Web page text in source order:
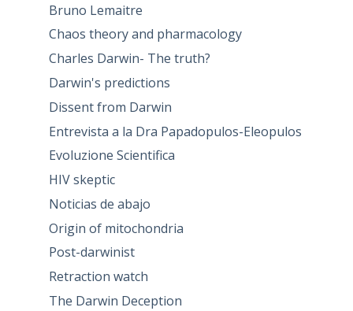
Bruno Lemaitre
Chaos theory and pharmacology
Charles Darwin- The truth?
Darwin's predictions
Dissent from Darwin
Entrevista a la Dra Papadopulos-Eleopulos
Evoluzione Scientifica
HIV skeptic
Noticias de abajo
Origin of mitochondria
Post-darwinist
Retraction watch
The Darwin Deception